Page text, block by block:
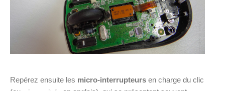
Repérez ensuite les micro-interrupteurs en charge du clic